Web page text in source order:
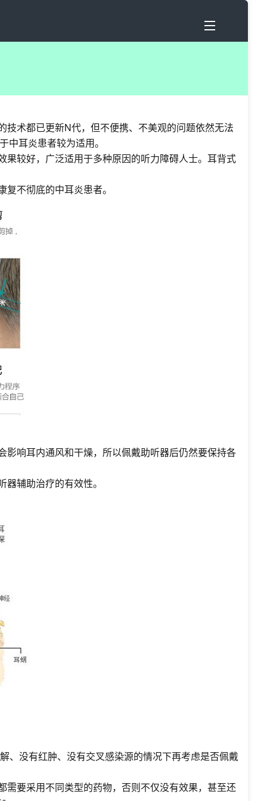
术都已更新N代，但不便携、不美观的问题依然无法
耳炎患者较为适用。
较好，广泛适用于多种原因的听力障碍人士。耳背式
不彻底的中耳炎患者。
响耳内通风和干燥，所以佩戴助听器后仍然要保持各
辅助治疗的有效性。
、没有红肿、没有交叉感染源的情况下再考虑是否佩戴
要采用不同类型的药物，否则不仅没有效果，甚至还